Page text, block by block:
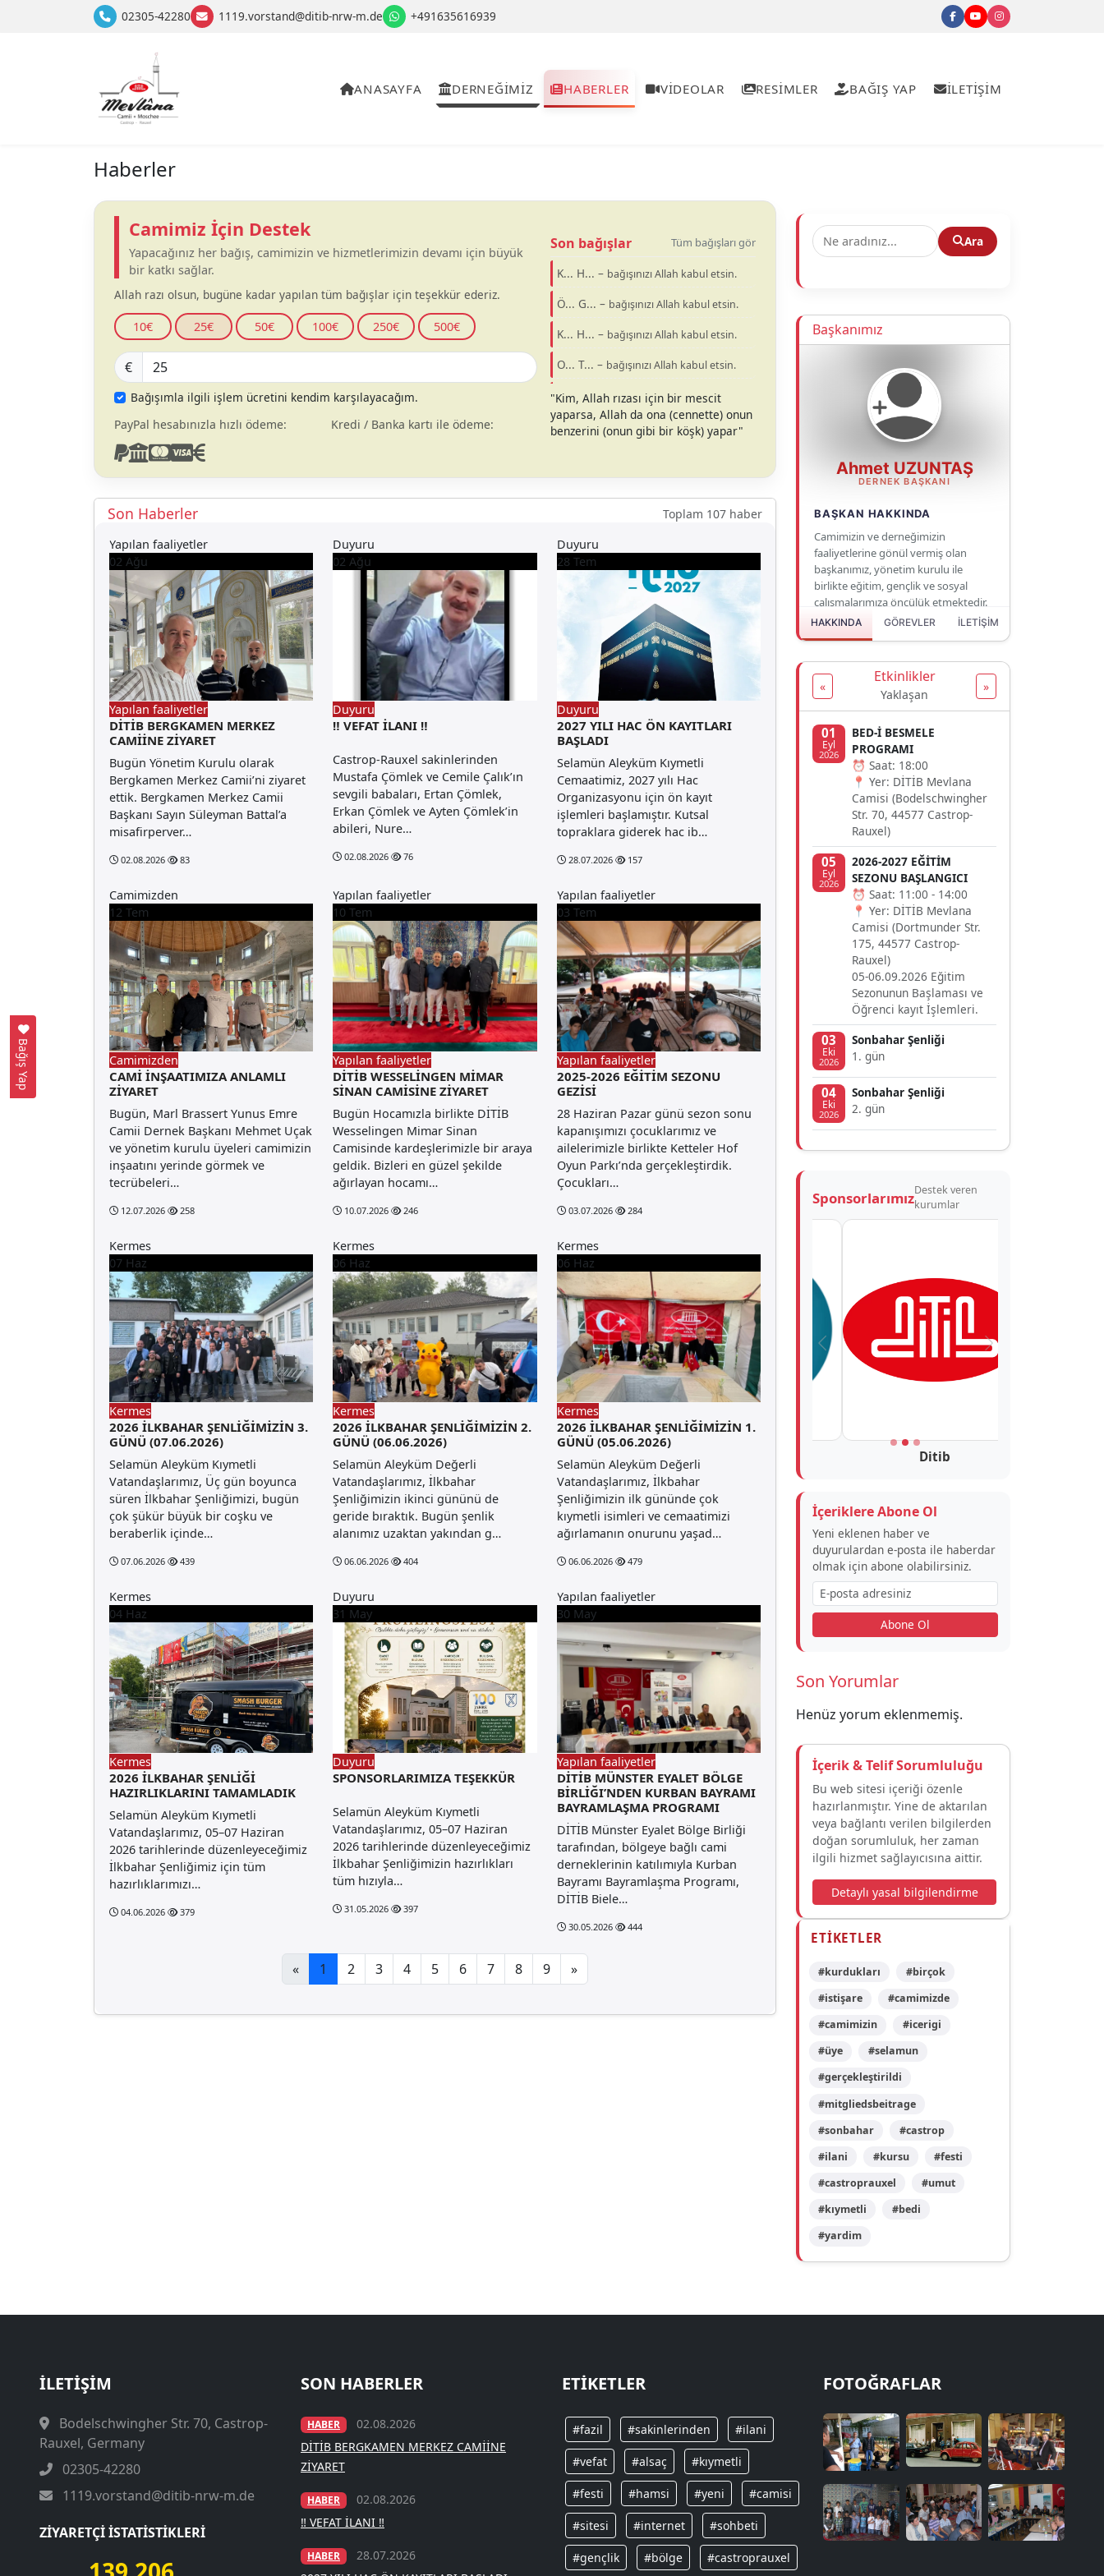
02305-42280 1119.vorstand@ditib-nrw-m.de +491635616939
ANASAYFA DERNEĞİMİZ HABERLER VİDEOLAR RESİMLER BAĞIŞ YAP İLETİŞİM
Bağış Yap
Haberler
Camimiz İçin Destek
Yapacağınız her bağış, camimizin ve hizmetlerimizin devamı için büyük
bir katkı sağlar.
Allah razı olsun, bugüne kadar yapılan tüm bağışlar için teşekkür ederiz.
10€ 25€ 50€ 100€ 250€ 500€
€
Bağışımla ilgili işlem ücretini kendim karşılayacağım.
PayPal hesabınızla hızlı ödeme:
Kredi / Banka kartı ile ödeme:
Son bağışlar Tüm bağışları gör
K... H... – bağışınızı Allah kabul etsin.
Ö... G... – bağışınızı Allah kabul etsin.
K... H... – bağışınızı Allah kabul etsin.
O... T... – bağışınızı Allah kabul etsin.
M... B... – bağışınızı Allah kabul etsin.
"Kim, Allah rızası için bir mescit
yaparsa, Allah da ona (cennette) onun
benzerini (onun gibi bir köşk) yapar"
Son Haberler
Toplam 107 haber
Yapılan faaliyetler
02 Ağu
Yapılan faaliyetler
DİTİB BERGKAMEN MERKEZ
CAMİİNE ZİYARET
Bugün Yönetim Kurulu olarak
Bergkamen Merkez Camii’ni ziyaret
ettik. Bergkamen Merkez Camii
Başkanı Sayın Süleyman Battal’a
misafirperver…
02.08.2026 83
Duyuru
02 Ağu
Duyuru
‼️ VEFAT İLANI ‼️
Castrop-Rauxel sakinlerinden
Mustafa Çömlek ve Cemile Çalık’ın
sevgili babaları, Ertan Çömlek,
Erkan Çömlek ve Ayten Çömlek’in
abileri, Nure…
02.08.2026 76
Duyuru
28 Tem
Duyuru
2027 YILI HAC ÖN KAYITLARI
BAŞLADI
Selamün Aleyküm Kıymetli
Cemaatimiz, 2027 yılı Hac
Organizasyonu için ön kayıt
işlemleri başlamıştır. Kutsal
topraklara giderek hac ib…
28.07.2026 157
Camimizden
12 Tem
Camimizden
CAMİ İNŞAATIMIZA ANLAMLI
ZİYARET
Bugün, Marl Brassert Yunus Emre
Camii Dernek Başkanı Mehmet Uçak
ve yönetim kurulu üyeleri camimizin
inşaatını yerinde görmek ve
tecrübeleri…
12.07.2026 258
Yapılan faaliyetler
10 Tem
Yapılan faaliyetler
DİTİB WESSELİNGEN MİMAR
SİNAN CAMİSİNE ZİYARET
Bugün Hocamızla birlikte DİTİB
Wesselingen Mimar Sinan
Camisinde kardeşlerimizle bir araya
geldik. Bizleri en güzel şekilde
ağırlayan hocamı…
10.07.2026 246
Yapılan faaliyetler
03 Tem
Yapılan faaliyetler
2025-2026 EĞİTİM SEZONU
GEZİSİ
28 Haziran Pazar günü sezon sonu
kapanışımızı çocuklarımız ve
ailelerimizle birlikte Ketteler Hof
Oyun Parkı’nda gerçekleştirdik.
Çocukları…
03.07.2026 284
Kermes
07 Haz
Kermes
2026 İLKBAHAR ŞENLİĞİMİZİN 3.
GÜNÜ (07.06.2026)
Selamün Aleyküm Kıymetli
Vatandaşlarımız, Üç gün boyunca
süren İlkbahar Şenliğimizi, bugün
çok şükür büyük bir coşku ve
beraberlik içinde…
07.06.2026 439
Kermes
06 Haz
Kermes
2026 İLKBAHAR ŞENLİĞİMİZİN 2.
GÜNÜ (06.06.2026)
Selamün Aleyküm Değerli
Vatandaşlarımız, İlkbahar
Şenliğimizin ikinci gününü de
geride bıraktık. Bugün şenlik
alanımız uzaktan yakından g…
06.06.2026 404
Kermes
06 Haz
Kermes
2026 İLKBAHAR ŞENLİĞİMİZİN 1.
GÜNÜ (05.06.2026)
Selamün Aleyküm Değerli
Vatandaşlarımız, İlkbahar
Şenliğimizin ilk gününde çok
kıymetli isimleri ve cemaatimizi
ağırlamanın onurunu yaşad…
06.06.2026 479
Kermes
04 Haz
Kermes
2026 İLKBAHAR ŞENLİĞİ
HAZIRLIKLARINI TAMAMLADIK
Selamün Aleyküm Kıymetli
Vatandaşlarımız, 05–07 Haziran
2026 tarihlerinde düzenleyeceğimiz
İlkbahar Şenliğimiz için tüm
hazırlıklarımızı…
04.06.2026 379
Duyuru
31 May
Duyuru
SPONSORLARIMIZA TEŞEKKÜR
Selamün Aleyküm Kıymetli
Vatandaşlarımız, 05–07 Haziran
2026 tarihlerinde düzenleyeceğimiz
İlkbahar Şenliğimizin hazırlıkları
tüm hızıyla…
31.05.2026 397
Yapılan faaliyetler
30 May
Yapılan faaliyetler
DİTİB MÜNSTER EYALET BÖLGE
BİRLİĞI’NDEN KURBAN BAYRAMI
BAYRAMLAŞMA PROGRAMI
DİTİB Münster Eyalet Bölge Birliği
tarafından, bölgeye bağlı cami
derneklerinin katılımıyla Kurban
Bayramı Bayramlaşma Programı,
DİTİB Biele…
30.05.2026 444
« 1 2 3 4 5 6 7 8 9 »
Ara
Başkanımız
Ahmet UZUNTAŞ
DERNEK BAŞKANI
BAŞKAN HAKKINDA
Camimizin ve derneğimizin
faaliyetlerine gönül vermiş olan
başkanımız, yönetim kurulu ile
birlikte eğitim, gençlik ve sosyal
çalışmalarımıza öncülük etmektedir.
HAKKINDA GÖREVLER İLETİŞİM
«
Etkinlikler
Yaklaşan
»
01
Eyl
2026
BED-İ BESMELE
PROGRAMI
⏰ Saat: 18:00
📍 Yer: DİTİB Mevlana
Camisi (Bodelschwingher
Str. 70, 44577 Castrop-
Rauxel)
05
Eyl
2026
2026-2027 EĞİTİM
SEZONU BAŞLANGICI
⏰ Saat: 11:00 - 14:00
📍 Yer: DİTİB Mevlana
Camisi (Dortmunder Str.
175, 44577 Castrop-
Rauxel)
05-06.09.2026 Eğitim
Sezonunun Başlaması ve
Öğrenci kayıt İşlemleri.
03
Eki
2026
Sonbahar Şenliği
1. gün
04
Eki
2026
Sonbahar Şenliği
2. gün
SponsorlarımızDestek veren
kurumlar
Ditib
Önceki Sonraki
İçeriklere Abone Ol
Yeni eklenen haber ve
duyurulardan e-posta ile haberdar
olmak için abone olabilirsiniz.
Abone Ol
Son Yorumlar
Henüz yorum eklenmemiş.
İçerik & Telif Sorumluluğu
Bu web sitesi içeriği özenle
hazırlanmıştır. Yine de aktarılan
veya bağlantı verilen bilgilerden
doğan sorumluluk, her zaman
ilgili hizmet sağlayıcısına aittir.
Detaylı yasal bilgilendirme
ETIKETLER
#kurdukları
#birçok
#istişare
#camimizde
#camimizin
#icerigi
#üye
#selamun
#gerçekleştirildi
#mitgliedsbeitrage
#sonbahar
#castrop
#ilani
#kursu
#festi
#castroprauxel
#umut
#kıymetli
#bedi
#yardim
İLETIŞIM
Bodelschwingher Str. 70, Castrop-
Rauxel, Germany
02305-42280
1119.vorstand@ditib-nrw-m.de
ZIYARETÇI İSTATISTIKLERI
SON HABERLER
HABER
02.08.2026
DİTİB BERGKAMEN MERKEZ CAMİİNE
ZİYARET
HABER
02.08.2026
‼️ VEFAT İLANI ‼️
HABER
28.07.2026
ETIKETLER
#fazil #sakinlerinden #ilani
#vefat #alsaç #kıymetli
#festi #hamsi #yeni #camisi
#sitesi #internet #sohbeti
#gençlik #bölge #castroprauxel
FOTOĞRAFLAR